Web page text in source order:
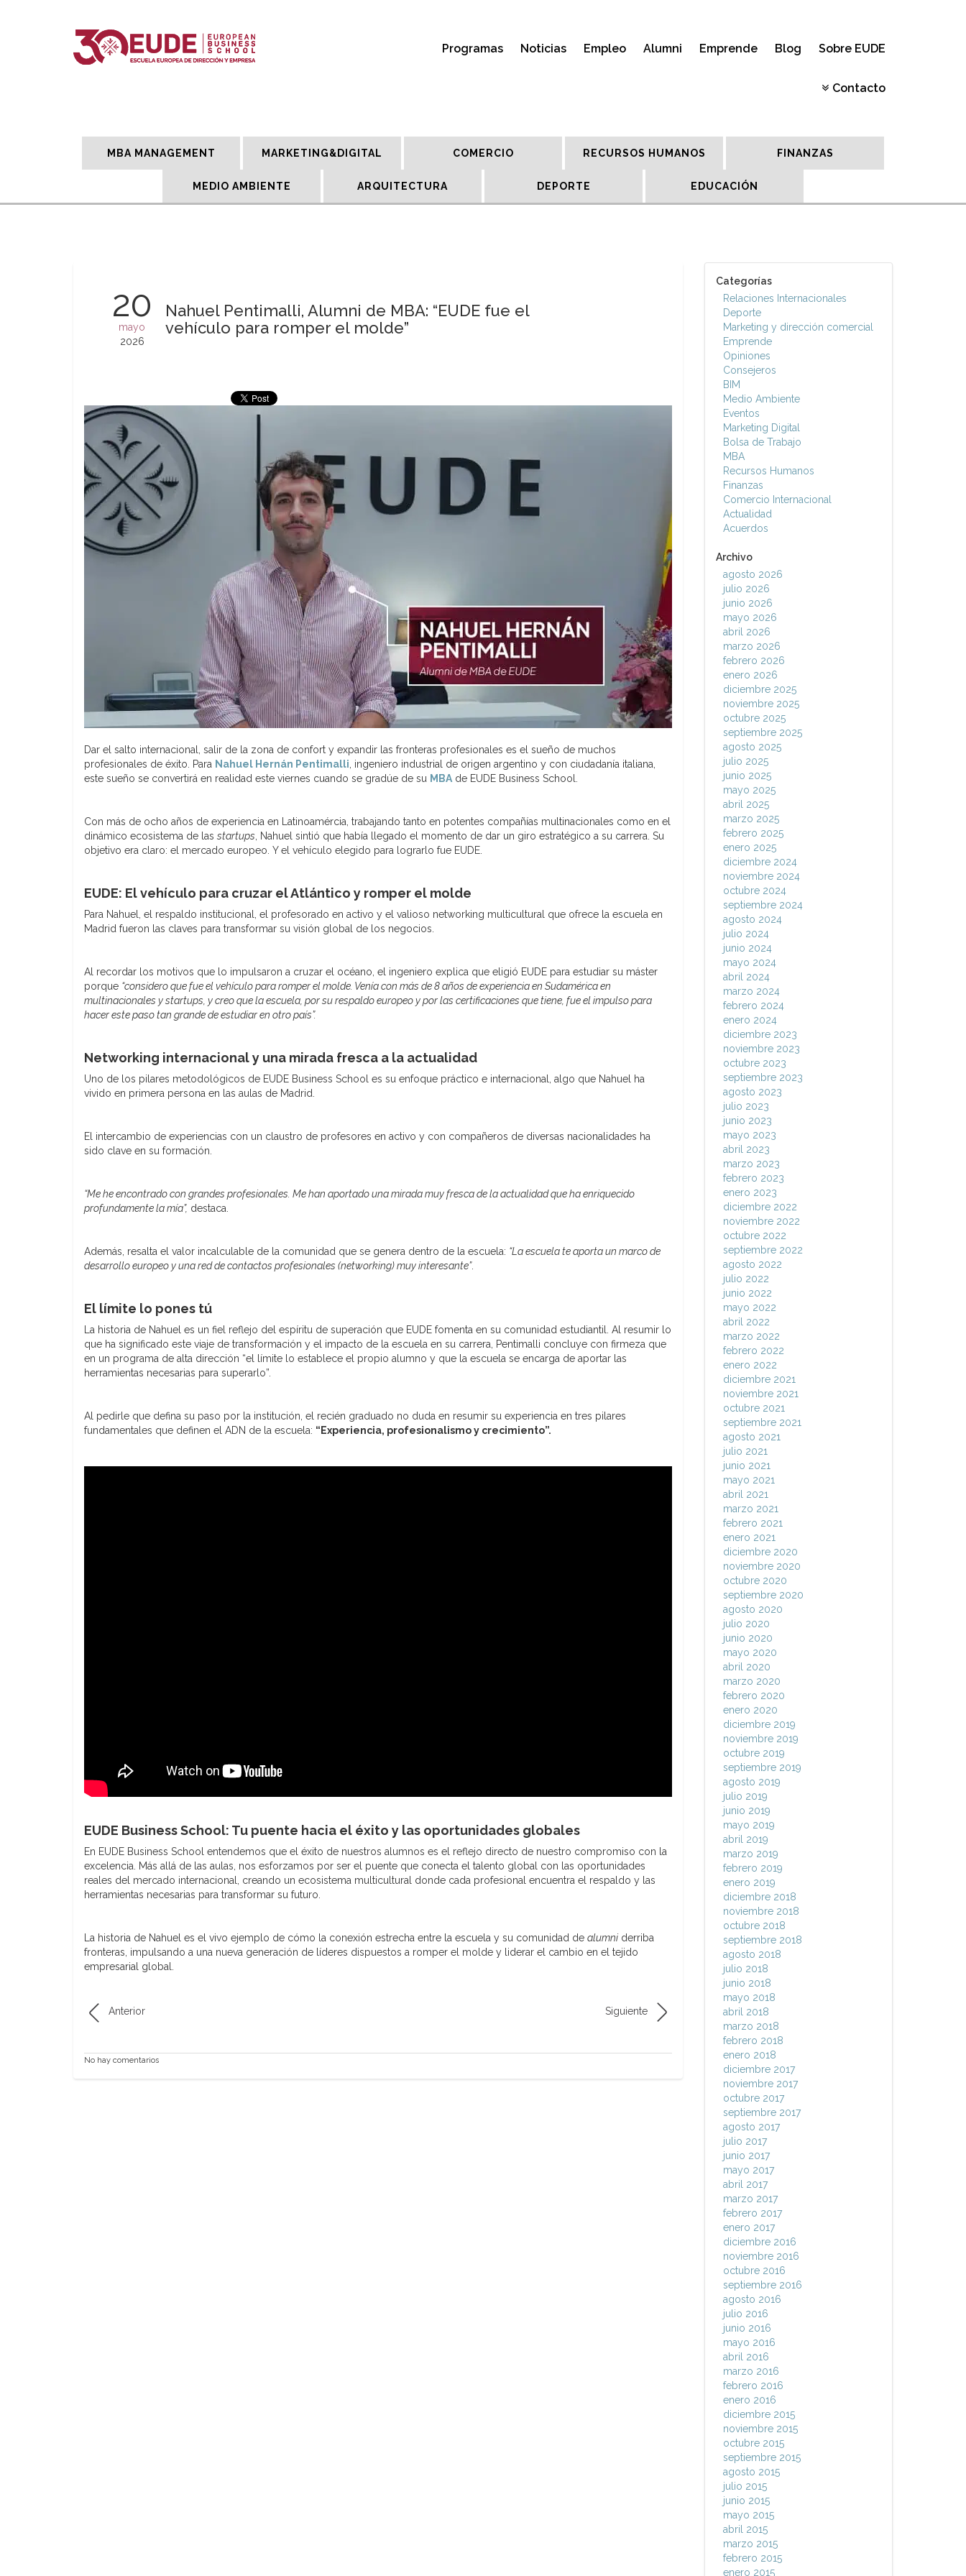
Programas Noticias Empleo Alumni Emprende Blog Sobre EUDE
Contacto
MBA MANAGEMENT MARKETING&DIGITAL COMERCIO RECURSOS HUMANOS FINANZAS
MEDIO AMBIENTE ARQUITECTURA DEPORTE EDUCACIÓN
20
mayo
2026
Nahuel Pentimalli, Alumni de MBA: “EUDE fue el
vehículo para romper el molde”
Dar el salto internacional, salir de la zona de confort y expandir las fronteras profesionales es el sueño de muchos
profesionales de éxito. Para Nahuel Hernán Pentimalli , ingeniero industrial de origen argentino y con ciudadanía italiana,
este sueño se convertirá en realidad este viernes cuando se gradúe de su MBA de EUDE Business School.
Con más de ocho años de experiencia en Latinoamércia, trabajando tanto en potentes compañías multinacionales como en el
dinámico ecosistema de las startups , Nahuel sintió que había llegado el momento de dar un giro estratégico a su carrera. Su
objetivo era claro: el mercado europeo. Y el vehículo elegido para lograrlo fue EUDE.
EUDE: El vehículo para cruzar el Atlántico y romper el molde
Para Nahuel, el respaldo institucional, el profesorado en activo y el valioso networking multicultural que ofrece la escuela en
Madrid fueron las claves para transformar su visión global de los negocios.
Al recordar los motivos que lo impulsaron a cruzar el océano, el ingeniero explica que eligió EUDE para estudiar su máster
porque “considero que fue el vehículo para romper el molde. Venía con más de 8 años de experiencia en Sudamérica en
multinacionales y startups, y creo que la escuela, por su respaldo europeo y por las certificaciones que tiene, fue el impulso para
hacer este paso tan grande de estudiar en otro país”.
Networking internacional y una mirada fresca a la actualidad
Uno de los pilares metodológicos de EUDE Business School es su enfoque práctico e internacional, algo que Nahuel ha
vivido en primera persona en las aulas de Madrid.
El intercambio de experiencias con un claustro de profesores en activo y con compañeros de diversas nacionalidades ha
sido clave en su formación.
“Me he encontrado con grandes profesionales. Me han aportado una mirada muy fresca de la actualidad que ha enriquecido
profundamente la mía”, destaca.
Además, resalta el valor incalculable de la comunidad que se genera dentro de la escuela: “La escuela te aporta un marco de
desarrollo europeo y una red de contactos profesionales (networking) muy interesante”.
El límite lo pones tú
La historia de Nahuel es un fiel reflejo del espíritu de superación que EUDE fomenta en su comunidad estudiantil. Al resumir lo
que ha significado este viaje de transformación y el impacto de la escuela en su carrera, Pentimalli concluye con firmeza que
en un programa de alta dirección “el límite lo establece el propio alumno y que la escuela se encarga de aportar las
herramientas necesarias para superarlo”.
Al pedirle que defina su paso por la institución, el recién graduado no duda en resumir su experiencia en tres pilares
fundamentales que definen el ADN de la escuela: “Experiencia, profesionalismo y crecimiento”.
EUDE Business School: Tu puente hacia el éxito y las oportunidades globales
En EUDE Business School entendemos que el éxito de nuestros alumnos es el reflejo directo de nuestro compromiso con la
excelencia. Más allá de las aulas, nos esforzamos por ser el puente que conecta el talento global con las oportunidades
reales del mercado internacional, creando un ecosistema multicultural donde cada profesional encuentra el respaldo y las
herramientas necesarias para transformar su futuro.
La historia de Nahuel es el vivo ejemplo de cómo la conexión estrecha entre la escuela y su comunidad de alumni derriba
fronteras, impulsando a una nueva generación de líderes dispuestos a romper el molde y liderar el cambio en el tejido
empresarial global.
Anterior Siguiente
No hay comentarios
Categorías
Relaciones Internacionales
Deporte
Marketing y dirección comercial
Emprende
Opiniones
Consejeros
BIM
Medio Ambiente
Eventos
Marketing Digital
Bolsa de Trabajo
MBA
Recursos Humanos
Finanzas
Comercio Internacional
Actualidad
Acuerdos
Archivo
agosto 2026
julio 2026
junio 2026
mayo 2026
abril 2026
marzo 2026
febrero 2026
enero 2026
diciembre 2025
noviembre 2025
octubre 2025
septiembre 2025
agosto 2025
julio 2025
junio 2025
mayo 2025
abril 2025
marzo 2025
febrero 2025
enero 2025
diciembre 2024
noviembre 2024
octubre 2024
septiembre 2024
agosto 2024
julio 2024
junio 2024
mayo 2024
abril 2024
marzo 2024
febrero 2024
enero 2024
diciembre 2023
noviembre 2023
octubre 2023
septiembre 2023
agosto 2023
julio 2023
junio 2023
mayo 2023
abril 2023
marzo 2023
febrero 2023
enero 2023
diciembre 2022
noviembre 2022
octubre 2022
septiembre 2022
agosto 2022
julio 2022
junio 2022
mayo 2022
abril 2022
marzo 2022
febrero 2022
enero 2022
diciembre 2021
noviembre 2021
octubre 2021
septiembre 2021
agosto 2021
julio 2021
junio 2021
mayo 2021
abril 2021
marzo 2021
febrero 2021
enero 2021
diciembre 2020
noviembre 2020
octubre 2020
septiembre 2020
agosto 2020
julio 2020
junio 2020
mayo 2020
abril 2020
marzo 2020
febrero 2020
enero 2020
diciembre 2019
noviembre 2019
octubre 2019
septiembre 2019
agosto 2019
julio 2019
junio 2019
mayo 2019
abril 2019
marzo 2019
febrero 2019
enero 2019
diciembre 2018
noviembre 2018
octubre 2018
septiembre 2018
agosto 2018
julio 2018
junio 2018
mayo 2018
abril 2018
marzo 2018
febrero 2018
enero 2018
diciembre 2017
noviembre 2017
octubre 2017
septiembre 2017
agosto 2017
julio 2017
junio 2017
mayo 2017
abril 2017
marzo 2017
febrero 2017
enero 2017
diciembre 2016
noviembre 2016
octubre 2016
septiembre 2016
agosto 2016
julio 2016
junio 2016
mayo 2016
abril 2016
marzo 2016
febrero 2016
enero 2016
diciembre 2015
noviembre 2015
octubre 2015
septiembre 2015
agosto 2015
julio 2015
junio 2015
mayo 2015
abril 2015
marzo 2015
febrero 2015
enero 2015